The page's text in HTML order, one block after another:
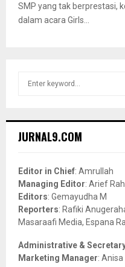
SMP yang tak berprestasi,
dalam acara Girls...
h
o
r
:
JURNAL9.COM
Editor in Chief: Amrullah
Managing Editor: Arief
Editors: Gemayudha M
Reporters: Rafiki
Masaraafi Media, Espana
Administrative &
Marketing Manager: